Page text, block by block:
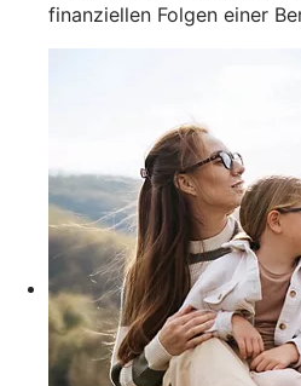
finanziellen Folgen einer